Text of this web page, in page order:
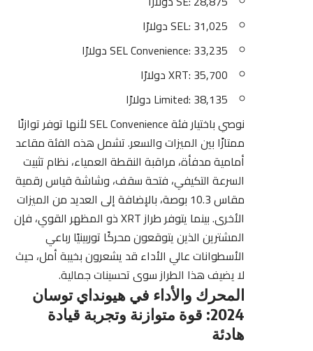
SEL: 31,025 دولارًا
SEL Convenience: 33,235 دولارًا
XRT: 35,700 دولارًا
Limited: 38,135 دولارًا
نوصي باختيار فئة SEL Convenience لأنها توفر توازنًا
ممتازًا بين الميزات والسعر. تشمل هذه الفئة مقاعد
أمامية مدفأة، مراقبة النقطة العمياء، نظام تثبيت
السرعة التكيفي، فتحة سقف، وشاشة قياس رقمية
مقاس 10.3 بوصة، بالإضافة إلى العديد من الميزات
الأخرى. بينما يتوفر طراز XRT ذو المظهر القوي، فإن
المشترين الذين يتوقعون محركًا توربينيًا رباعي
الأسطوانات عالي الأداء قد يشعرون بخيبة أمل، حيث
لا يضيف هذا الطراز سوى تحسينات جمالية.
المحرك والأداء في هيونداي توسان
2024: قوة متوازنة وتجربة قيادة
هادئة